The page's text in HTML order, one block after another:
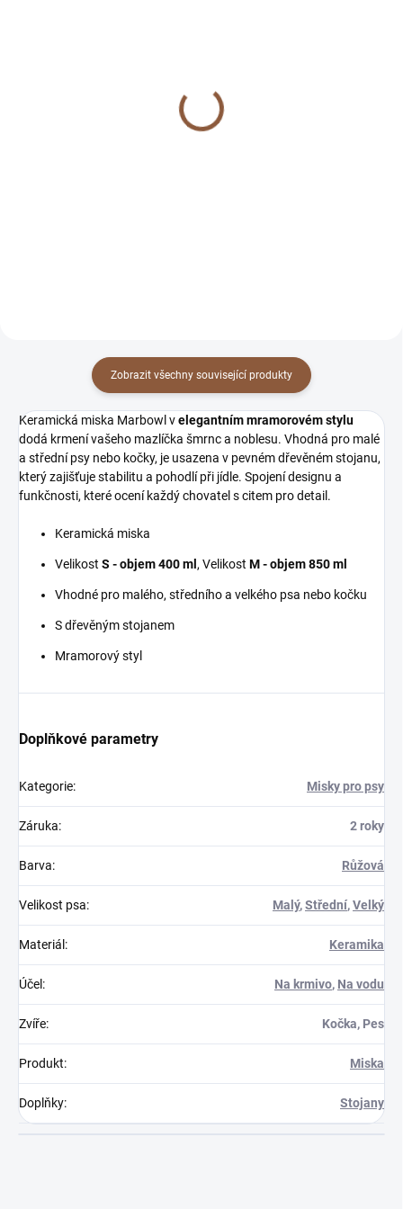
Zobrazit všechny související produkty
Keramická miska Marbowl velegantním mramorovém stylu
dodá krmení vašeho mazlíčka šmrnc a noblesu. Vhodná pro malé
a střední psy nebo kočky, je usazena v pevném dřevěném stojanu,
který zajišťuje stabilitu a pohodlí při jídle. Spojení designu a
funkčnosti, které ocení každý chovatel s citem pro detail.
Keramická miska
Velikost S - objem 400 ml , Velikost M - objem 850 ml
Vhodné pro malého, středního a velkého psa nebo kočku
S dřevěným stojanem
Mramorový styl
Doplňkové parametry
Kategorie: Misky pro psy
Záruka: 2 roky
Barva: Růžová
Velikost psa: Malý,Střední,Velký
Materiál : Keramika
Účel : Na krmivo, Na vodu
Zvíře: Kočka, Pes
Produkt: Miska
Doplňky: Stojany